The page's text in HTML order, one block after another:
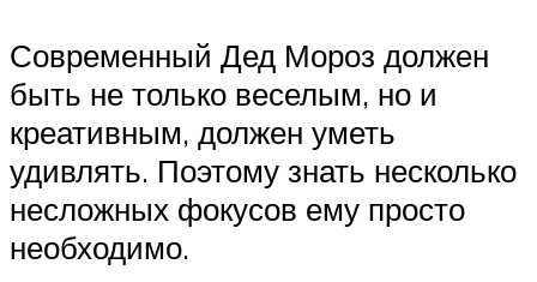
Современный Дед Мороз должен
быть не только веселым, но и
креативным, должен уметь
удивлять. Поэтому знать несколько
несложных фокусов ему просто
необходимо.